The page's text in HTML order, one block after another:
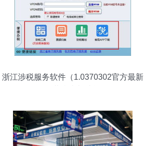
浙江涉税服务软件（1.0370302官方最新